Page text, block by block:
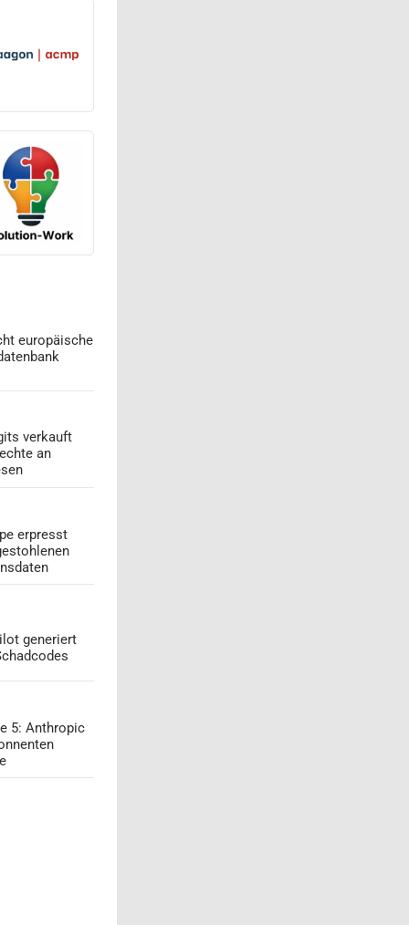
europäische
verkauft
an
erpresst
generiert
5: Anthropic